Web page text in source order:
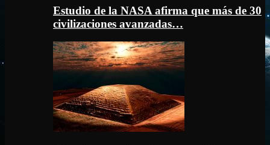
Estudio de la NASA afirma que más de 30
civilizaciones avanzadas…